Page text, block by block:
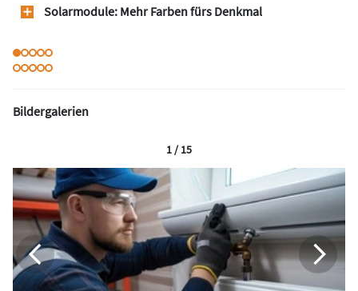
Solarmodule: Mehr Farben fürs Denkmal
Bildergalerien
1 / 15